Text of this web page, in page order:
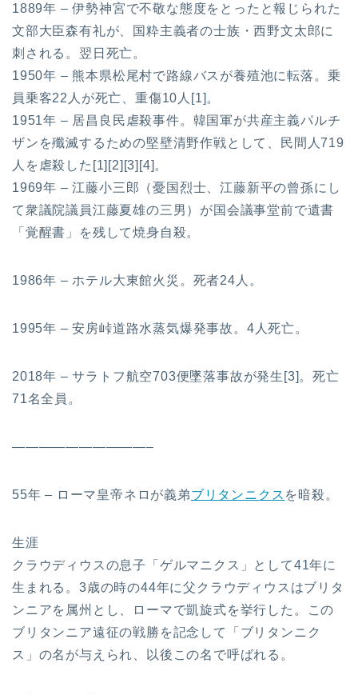
1889年 – 伊勢神宮で不敬な態度をとったと報じられた
文部大臣森有礼が、国粋主義者の士族・西野文太郎に
刺される。翌日死亡。
1950年 – 熊本県松尾村で路線バスが養殖池に転落。乗
員乗客22人が死亡、重傷10人[1]。
1951年 – 居昌良民虐殺事件。韓国軍が共産主義パルチ
ザンを殲滅するための堅壁清野作戦として、民間人719
人を虐殺した[1][2][3][4]。
1969年 – 江藤小三郎（憂国烈士、江藤新平の曾孫にし
て衆議院議員江藤夏雄の三男）が国会議事堂前で遺書
「覚醒書」を残して焼身自殺。
1986年 – ホテル大東館火災。死者24人。
1995年 – 安房峠道路水蒸気爆発事故。4人死亡。
2018年 – サラトフ航空703便墜落事故が発生[3]。死亡
71名全員。
——————————–
55年 – ローマ皇帝ネロが義弟ブリタンニクス を暗殺。
生涯
クラウディウスの息子「ゲルマニクス」として41年に
生まれる。3歳の時の44年に父クラウディウスはブリタ
ンニアを属州とし、ローマで凱旋式を挙行した。この
ブリタンニア遠征の戦勝を記念して「ブリタンニク
ス」の名が与えられ、以後この名で呼ばれる。